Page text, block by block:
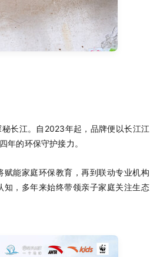
长江。自2023年起，品牌便以长江江
年的环保守护接力。
赋能家庭环保教育，再到联动专业机构
，多年来始终带领亲子家庭关注生态